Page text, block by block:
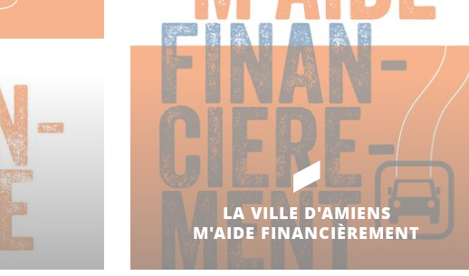
LA VILLE D'AMIENS
M'AIDE FINANCIÈREMENT